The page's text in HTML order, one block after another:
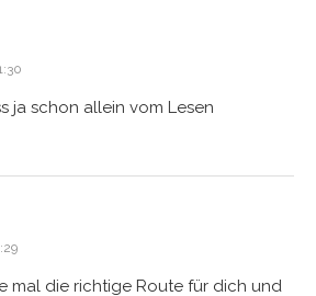
ja schon allein vom Lesen
mal die richtige Route für dich und